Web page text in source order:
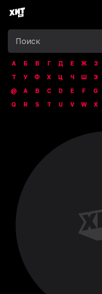
А Б В Г Д Е Ж З
Т
У Ф Х Ц Ч Ш Э
@
A B C D E F G
Q
R S T U V W X